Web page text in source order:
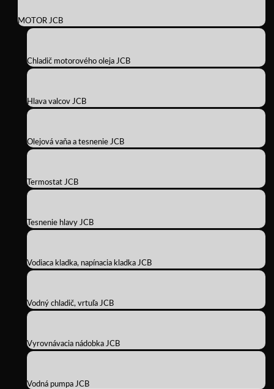
MOTOR JCB
Chladič motorového oleja JCB
Hlava valcov JCB
Olejová vaňa a tesnenie JCB
Termostat JCB
Tesnenie hlavy JCB
Vodiaca kladka, napínacia kladka JCB
Vodný chladič, vrtuľa JCB
Vyrovnávacia nádobka JCB
Vodná pumpa JCB